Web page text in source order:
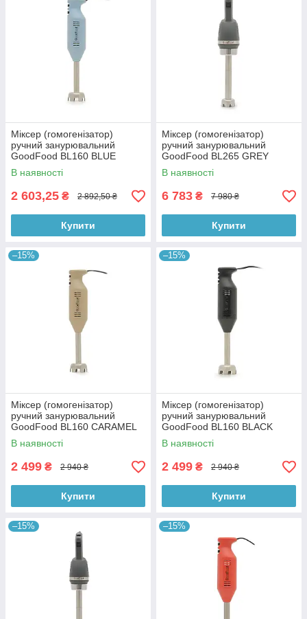
Міксер (гомогенізатор)
ручний занурювальний
GoodFood BL160 BLUE
В наявності
2 603,25 ₴ 2 892,50 ₴
Купити
Міксер (гомогенізатор)
ручний занурювальний
GoodFood BL265 GREY
В наявності
6 783 ₴ 7 980 ₴
Купити
–15%
Міксер (гомогенізатор)
ручний занурювальний
GoodFood BL160 CARAMEL
В наявності
2 499 ₴ 2 940 ₴
Купити
–15%
Міксер (гомогенізатор)
ручний занурювальний
GoodFood BL160 BLACK
В наявності
2 499 ₴ 2 940 ₴
Купити
–15% –15%